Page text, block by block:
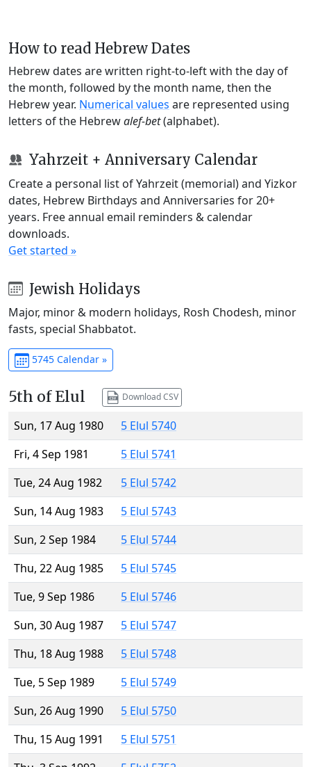
How to read Hebrew Dates
Hebrew dates are written right-to-left with the day of
the month, followed by the month name, then the
Hebrew year. Numerical values are represented using
letters of the Hebrewalef-bet(alphabet).
Yahrzeit + Anniversary Calendar
Create a personal list of Yahrzeit (memorial) and Yizkor
dates, Hebrew Birthdays and Anniversaries for 20+
years. Free annual email reminders & calendar
downloads.
Get started »
Jewish Holidays
Major, minor & modern holidays, Rosh Chodesh, minor
fasts, special Shabbatot.
5745 Calendar »
5th of Elul Download CSV
Sun, 17 Aug 1980
5 Elul 5740
Fri, 4 Sep 1981
5 Elul 5741
Tue, 24 Aug 1982
5 Elul 5742
Sun, 14 Aug 1983
5 Elul 5743
Sun, 2 Sep 1984
5 Elul 5744
Thu, 22 Aug 1985
5 Elul 5745
Tue, 9 Sep 1986
5 Elul 5746
Sun, 30 Aug 1987
5 Elul 5747
Thu, 18 Aug 1988
5 Elul 5748
Tue, 5 Sep 1989
5 Elul 5749
Sun, 26 Aug 1990
5 Elul 5750
Thu, 15 Aug 1991
5 Elul 5751